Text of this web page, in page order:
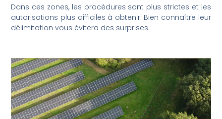
Dans ces zones, les procédures sont plus strictes et les
autorisations plus difficiles à obtenir. Bien connaître leur
délimitation vous évitera des surprises.